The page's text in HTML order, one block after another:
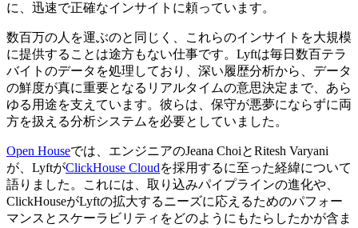
に、迅速で正確なインサイトに頼っています。
数百万の人を運ぶのと同じく、これらのインサイトを大規模
に提供することは途方もない仕事です。Lyftは毎日数百テラ
バイトのデータを処理しており、深い履歴分析から、データ
の鮮度が真に重要となるリアルタイムの意思決定まで、あら
ゆる用途を支えています。彼らは、保守が悪夢にならずに両
方を扱える分析システムを必要としていました。
Open Houseでは、エンジニアのJeana ChoiとRitesh Varyani
が、LyftがClickHouse Cloudを採用するに至った経緯について
語りました。これには、取り込みパイプラインの進化や、
ClickHouseがLyftの拡大するニーズに応えるためのパフォー
マンスとスケーラビリティをどのようにもたらしたかが含ま